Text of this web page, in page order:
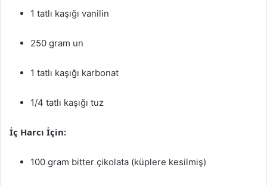
1 tatlı kaşığı vanilin
250 gram un
1 tatlı kaşığı karbonat
1/4 tatlı kaşığı tuz
İç Harcı İçin:
100 gram bitter çikolata (küplere kesilmiş)